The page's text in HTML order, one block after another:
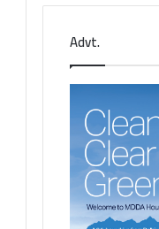
Advt.